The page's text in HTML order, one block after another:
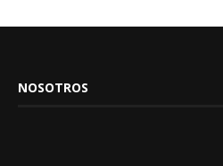
NOSOTROS